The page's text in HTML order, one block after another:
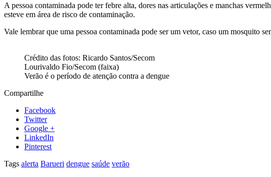
A pessoa contaminada pode ter febre alta, dores nas articulações e manchas
esteve em área de risco de contaminação.
Vale lembrar que uma pessoa contaminada pode ser um vetor, caso um mosquito
Crédito das fotos: Ricardo Santos/Secom
Lourivaldo Fio/Secom (faixa)
Verão é o período de atenção contra a dengue
Compartilhe
Facebook
Twitter
Google +
LinkedIn
Pinterest
Tags alerta Barueri dengue saúde verão